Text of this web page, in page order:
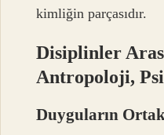
kimliğin parçasıdır.
Disiplinler
Antropoloji,
Duyguların